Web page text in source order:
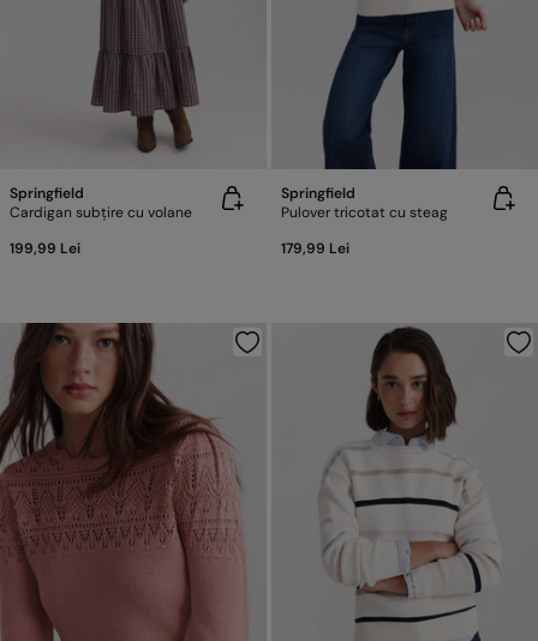
Springfield
Cardigan subțire cu volane
199,99 Lei
Springfield
Pulover tricotat cu steag
179,99 Lei